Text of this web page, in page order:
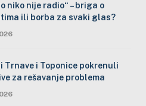
niko nije radio“ – briga o
ili borba za svaki glas?
Trnave i Toponice pokrenuli
za rešavanje problema